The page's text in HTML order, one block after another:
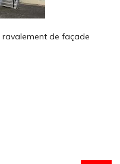
ravalement de façade